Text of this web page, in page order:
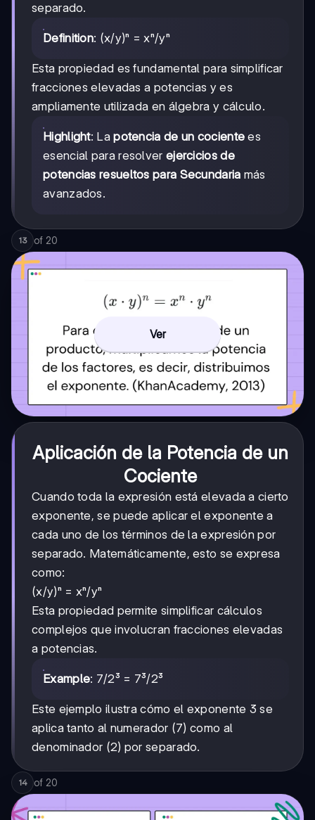
separado.
Definition: (x/y)ⁿ = xⁿ/yⁿ
Esta propiedad es fundamental para simplificar
fracciones elevadas a potencias y es
ampliamente utilizada en álgebra y cálculo.
Highlight: Lapotencia de un cociente es
esencial para resolver ejercicios de
potencias resueltos para Secundaria más
avanzados.
13 of 20
Ver
Aplicación de la Potencia de un
Cociente
Cuando toda la expresión está elevada a cierto
exponente, se puede aplicar el exponente a
cada uno de los términos de la expresión por
separado. Matemáticamente, esto se expresa
como:
(x/y)ⁿ = xⁿ/yⁿ
Esta propiedad permite simplificar cálculos
complejos que involucran fracciones elevadas
a potencias.
Example: 7/2
7/2³ = 7³/2³
Este ejemplo ilustra cómo el exponente 3 se
aplica tanto al numerador (7) como al
denominador (2) por separado.
14 of 20